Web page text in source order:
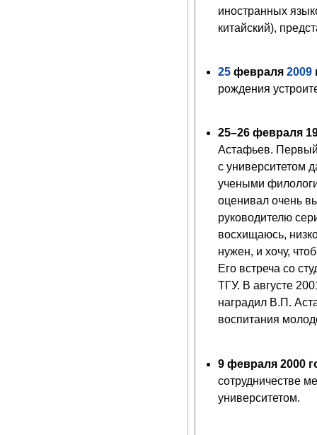
иностранных
китайский),
25 февраля 2009
рождения
25–26 февраля
Астафьев. Первый
с университетом
учеными
оценивал очень
руководителю
восхищаюсь,
нужен, и хочу,
Его встреча со
ТГУ. В августе
наградил В.П.
воспитания
9 февраля 2000
сотрудничестве
университетом.